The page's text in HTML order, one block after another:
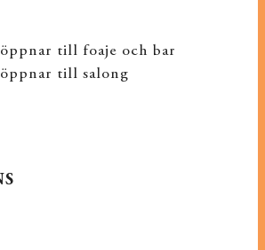
till foaje och bar
till salong